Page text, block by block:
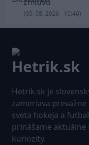
zmluvu
(05. 08. 2026 - 10:46)
Hetrik.sk je
zameriava prevažne
sveta hokeja a
prinášame aktuálne
kuriozity.